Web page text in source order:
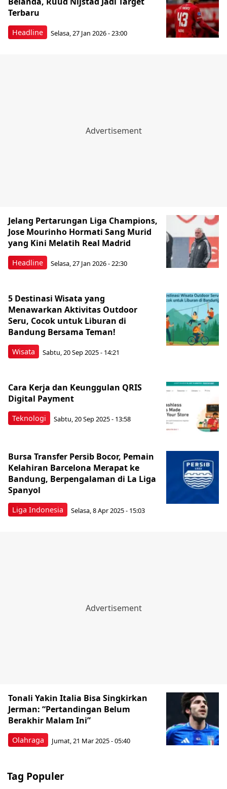
Headline
Terbaru
Selasa, 27 Jan 2026 - 23:00
Headline
Jelang Pertarungan Liga Champions,
Jose Mourinho Hormati Sang Murid
yang Kini Melatih Real Madrid
Selasa, 27 Jan 2026 - 22:30
Wisata
5 Destinasi Wisata yang
Menawarkan Aktivitas Outdoor
Seru, Cocok untuk Liburan di
Bandung Bersama Teman!
Sabtu, 20 Sep 2025 - 14:21
Teknologi
Cara Kerja dan Keunggulan QRIS
Digital Payment
Sabtu, 20 Sep 2025 - 13:58
Liga Indonesia
Bursa Transfer Persib Bocor, Pemain
Kelahiran Barcelona Merapat ke
Bandung, Berpengalaman di La Liga
Spanyol
Selasa, 8 Apr 2025 - 15:03
Olahraga
Tonali Yakin Italia Bisa Singkirkan
Jerman: “Pertandingan Belum
Berakhir Malam Ini”
Jumat, 21 Mar 2025 - 05:40
Tag Populer